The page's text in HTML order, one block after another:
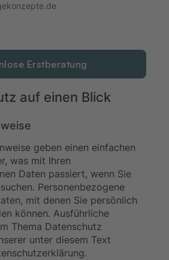
Erstberatung
auf einen Blick
geben einen einfachen
was mit Ihren
Daten passiert, wenn Sie
Personenbezogene
mit denen Sie persönlich
können. Ausführliche
Thema Datenschutz
unter diesem Text